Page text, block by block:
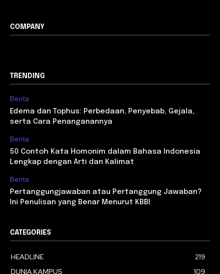
COMPANY
TRENDING
Berita
Edema dan Tophus: Perbedaan, Penyebab, Gejala,
serta Cara Penanganannya
Berita
50 Contoh Kata Homonim dalam Bahasa Indonesia
Lengkap dengan Arti dan Kalimat
Berita
Pertanggungjawaban atau Pertanggung Jawaban?
Ini Penulisan yang Benar Menurut KBBI
CATEGORIES
HEADLINE
219
DUNIA KAMPUS
109